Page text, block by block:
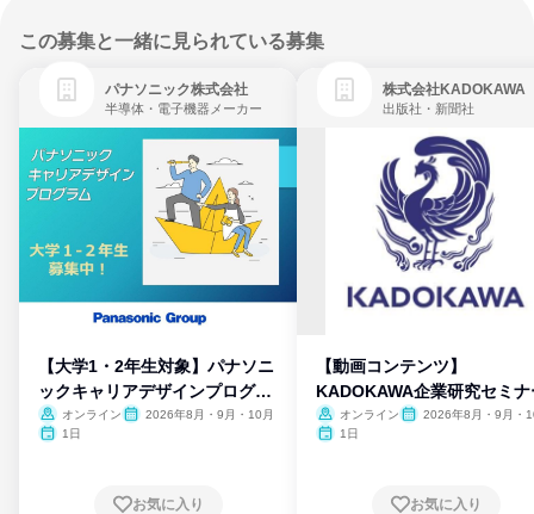
この募集と一緒に見られている募集
パナソニック株式会社
半導体・電子機器メーカー
【大学1・2年生対象】パナソニ
ックキャリアデザインプログラ
ム
オンライン
2026年8月・9月・10月
1日
お気に入り
株式会社KADOKAWA
出版社・新聞社
【動画コンテンツ】
KADOKAWA企業研究セミナ
オンライン
2026年8月・9月・
1日
お気に入り